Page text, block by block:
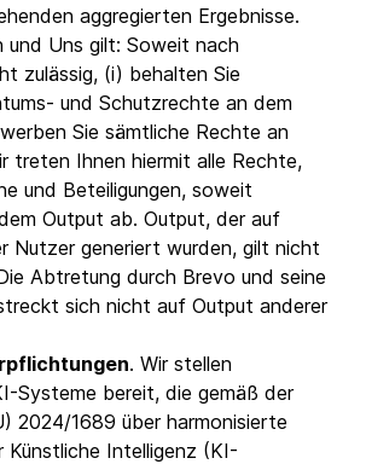
aggregierten Ergebnisse.
und Uns gilt: Soweit nach
zulässig, (i) behalten Sie
und Schutzrechte an dem
Sie sämtliche Rechte an
treten Ihnen hiermit alle Rechte,
und Beteiligungen, soweit
Output ab. Output, der auf
Nutzer generiert wurden, gilt nicht
Abtretung durch Brevo und seine
sich nicht auf Output anderer
. Wir stellen
Systeme bereit, die gemäß der
2024/1689 über harmonisierte
Intelligenz (KI-